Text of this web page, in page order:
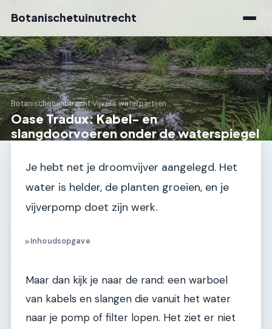
Botanischetuinutrecht
Botanischetuinutrecht›Vijvers waterpartijen
Oase Tradux: Kabel- en
slangdoorvoeren onder de waterspiegel
Je hebt net je droomvijver aangelegd. Het
water is helder, de planten groeien, en je
vijverpomp doet zijn werk.
▶Inhoudsopgave
Maar dan kijk je naar de rand: een warboel
van kabels en slangen die vanuit het water
naar je pomp of filter lopen. Het ziet er niet